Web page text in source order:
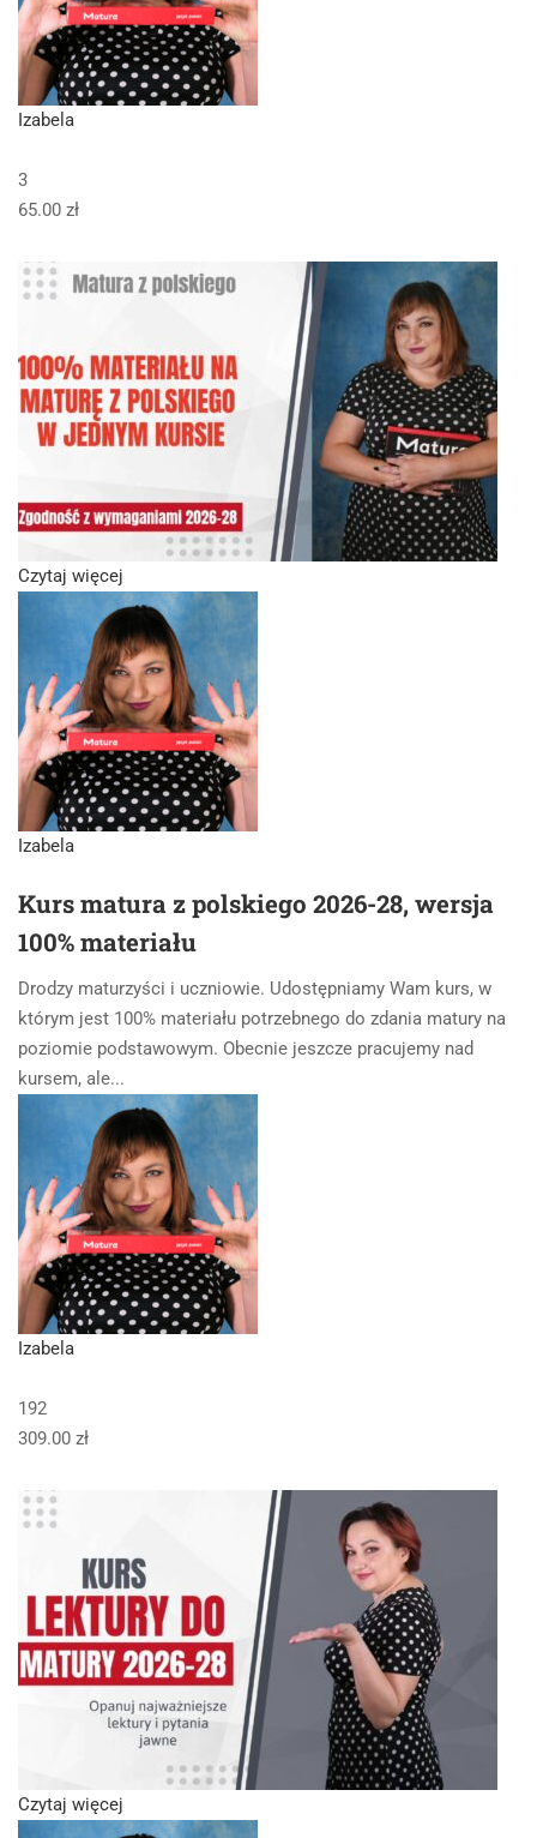
Izabela
3
65.00 zł
Czytaj więcej
Izabela
Kurs matura z polskiego 2026-28, wersja
100% materiału
Drodzy maturzyści i uczniowie. Udostępniamy Wam kurs, w
którym jest 100% materiału potrzebnego do zdania matury na
poziomie podstawowym. Obecnie jeszcze pracujemy nad
kursem, ale...
Izabela
192
309.00 zł
Czytaj więcej